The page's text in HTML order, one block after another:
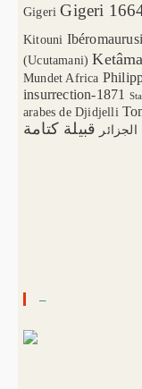
Gigeri Gigeri
Kitouni
(Ucutamani) Ketâma
Mundet Africa
insurrection-1871
arabes de Djidjelli
الجزائر قبيلة كتامة
–